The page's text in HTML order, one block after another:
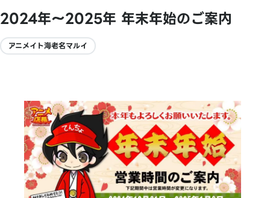
2024年～2025年 年末年始のご案内
アニメイト海老名マルイ